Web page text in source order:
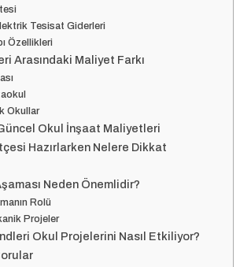
Tesisat Giderleri
Özellikleri
Arasındaki Maliyet Farkı
Okullar
Okul İnşaat Maliyetleri
Hazırlarken Nelere Dikkat
Neden Önemlidir?
Rolü
Projeler
Okul Projelerini Nasıl Etkiliyor?